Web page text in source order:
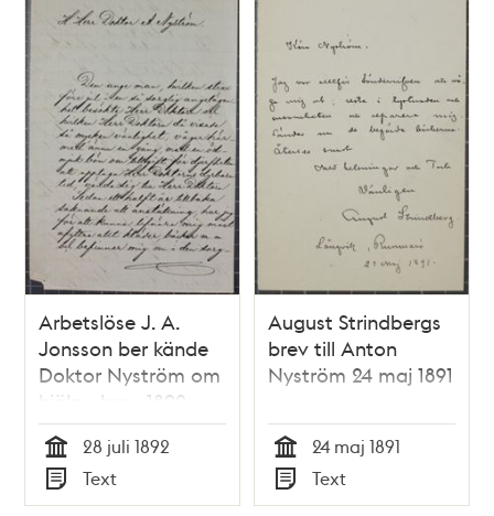
Arbetslöse J. A.
Jonsson ber kände
Doktor Nyström om
hjälp - brev 1892
Tid
28 juli 1892
Typ
Text
August Strindbergs
brev till Anton
Nyström 24 maj 1891
Tid
24 maj 1891
Typ
Text